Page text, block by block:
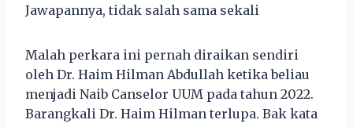
Jawapannya, tidak salah sama sekali
Malah perkara ini pernah diraikan sendiri
oleh Dr. Haim Hilman Abdullah ketika beliau
menjadi Naib Canselor UUM pada tahun 2022.
Barangkali Dr. Haim Hilman terlupa. Bak kata